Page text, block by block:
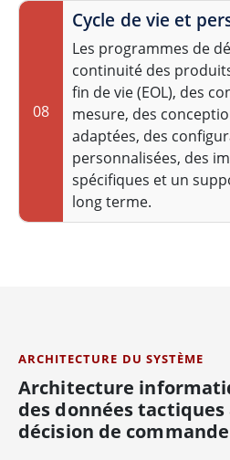
08
Cycle de vie et
Les programmes de
continuité des
fin de vie (EOL), des
mesure, des
adaptées, des
personnalisées, des
spécifiques et un
long terme.
ARCHITECTURE DU SYSTÈME
Architecture
des données tactiques
décision de